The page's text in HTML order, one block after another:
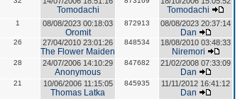
Tomodachi Tomodachi
1 08/08/2023 00:18:03
Oromit
872913 08/08/2023 20:37:14
Dan
26 27/04/2010 23:01:26
The Flower Maiden
848534 18/08/2010 03:48:33
Niremori
28 24/07/2006 14:10:29
Anonymous
847682 21/02/2008 07:33:09
Dan
21 10/06/2006 11:15:05
Thomas Latka
845935 11/11/2012 16:41:12
Dan